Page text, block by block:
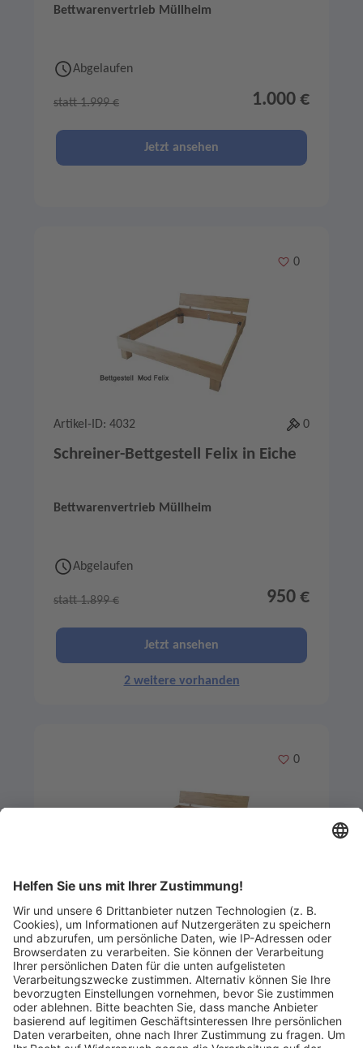
Bettwarenvertrieb Müllheim
Abgelaufen
statt 1.999 € 1.000 €
Jetzt ansehen
Merken
0
Artikel-ID: 4032 0
Schreiner-Bettgestell Felix in Eiche
Bettwarenvertrieb Müllheim
Abgelaufen
statt 1.899 € 950 €
Jetzt ansehen
2 weitere vorhanden
Merken
0
Artikel-ID: 4033 0
Schreiner-Bettgestell Felix in Eiche
Bettwarenvertrieb Müllheim